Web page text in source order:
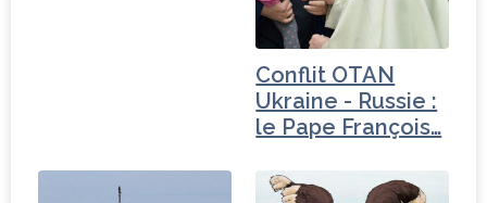
Conflit OTAN
Ukraine - Russie :
le Pape François…